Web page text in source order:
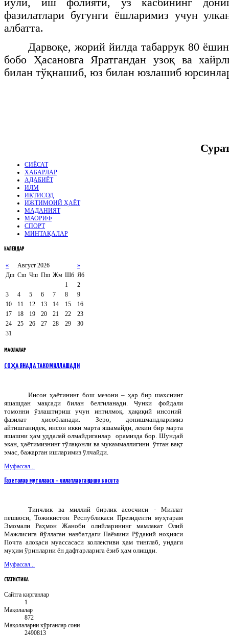
йўли, иш фолияти, ўз касбининг
фазилатлари бугунги ёшларимиз учун
албатта.
Дарвоқе, жорий йилда табаррук 80
бобо Ҳасановга Яратгандан узоқ ва
билан тўқнашиб, юз билан юзлашиб
СИЁСАТ
ХАБАРЛАР
АДАБИЁТ
ИЛМ
ИҚТИСОД
ИЖТИМОИЙ ҲАЁТ
МАДАНИЯТ
МАОРИФ
СПОРТ
МИНТАҚАЛАР
КАЛЕНДАР
« Август 2026
»
Дш Сш Чш Пш Жм Шб Яб
1
2
3
4 5 6 7 8
9
10
11 12 13 14 15
16
17
18 19 20 21 22
23
24
25 26 27 28 29
30
31
МАҚОЛАЛАР
СОҲА ЯНАДА ТАКОМИЛЛАШАДИ
Инсон ҳаётининг бош мезони – ҳар бир шахснинг
яшашдан мақсади билан белгиланади. Чунки фойдали
томонни ўзлаштириш учун интилмоқ, ҳақиқий инсоний
фазилат ҳисобланади. Зеро, донишмандларимиз
айтишганидек, инсон икки марта яшамайди, лекин бир марта
яшашни ҳам уддалай олмайдиганлар орамизда бор. Шундай
экан, ҳаётимизнинг тўлақонли ва мукаммаллигини ўтган вақт
эмас, бажарган ишларимиз ўлчайди.
Муфассал...
Газеталар мутолааси – иллатларга қарши восита
Тинчлик ва миллий бирлик асосчиси - Миллат
пешвоси, Тожикистон Республикаси Президенти муҳтарам
Эмомали Раҳмон Жаноби олийларининг мамлакат Олий
Мажлисига йўллаган навбатдаги Паёмини Рўдакий ноҳияси
Почта алоқаси муассасаси коллективи ҳам тинглаб, ундаги
муҳим ўринларни ён дафтарларига ёзиб ҳам олишди.
Муфассал...
СТАТИСТИКА
Сайтга кирганлар
1
Мақолалар
872
Мақолаларни кӯрганлар сони
2490813